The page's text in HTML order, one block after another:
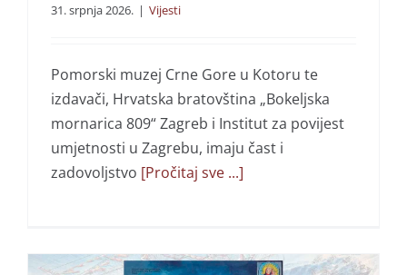
31. srpnja 2026. | Vijesti
Pomorski muzej Crne Gore u Kotoru te
izdavači, Hrvatska bratovština „Bokeljska
mornarica 809“ Zagreb i Institut za povijest
umjetnosti u Zagrebu, imaju čast i
zadovoljstvo [Pročitaj sve ...]